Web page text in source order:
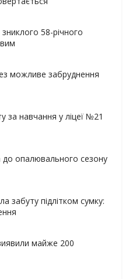
58-річного
можливе забруднення
за навчання у ліцеї №21
до опалювального сезону
забуту підлітком сумку:
майже 200